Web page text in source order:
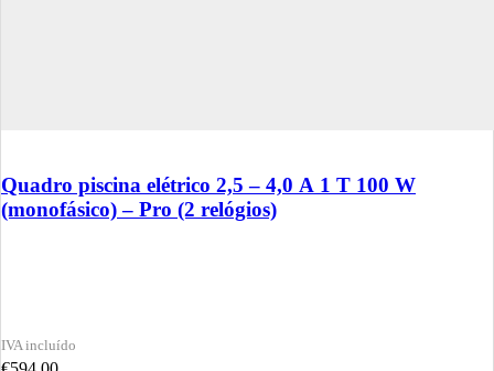
Quadro piscina elétrico 2,5 – 4,0 A 1 T 100 W
(monofásico) – Pro (2 relógios)